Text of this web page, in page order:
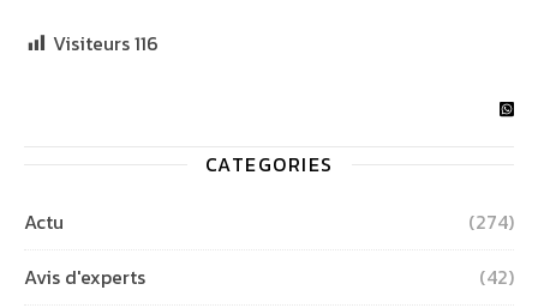
Visiteurs116
CATEGORIES
Actu
(274)
Avis d'experts
(42)